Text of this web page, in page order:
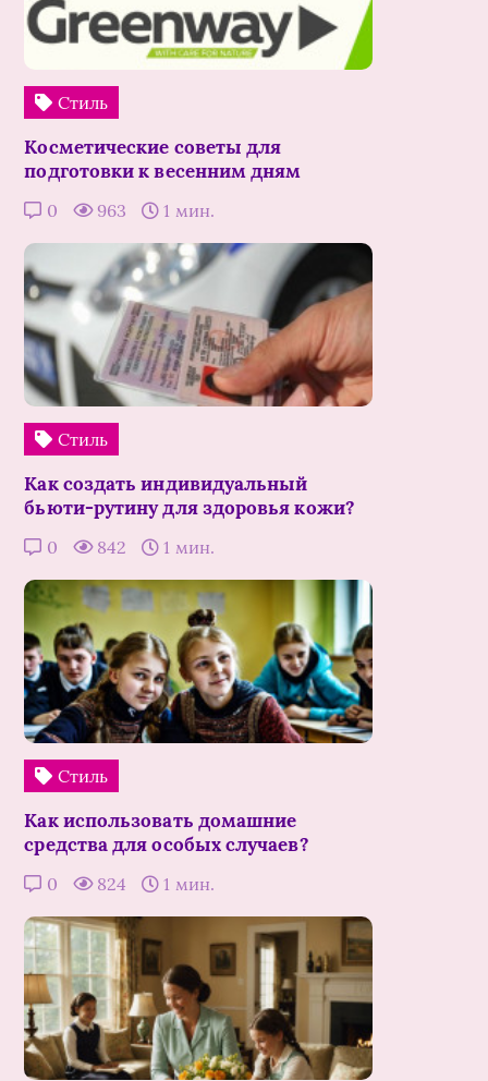
Стиль
Косметические советы для
подготовки к весенним дням
0 963 1 мин.
Стиль
Как создать индивидуальный
бьюти-рутину для здоровья кожи?
0 842 1 мин.
Стиль
Как использовать домашние
средства для особых случаев?
0 824 1 мин.